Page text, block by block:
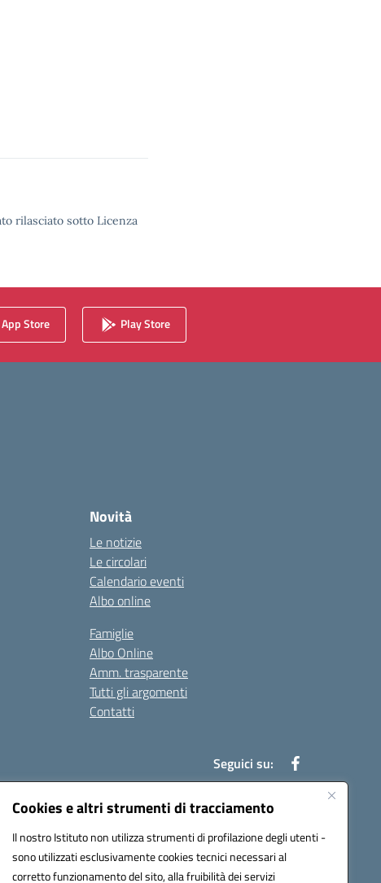
Cookies e altri strumenti di tracciamento
Il nostro Istituto non utilizza strumenti di profilazione degli utenti -
sono utilizzati esclusivamente cookies tecnici necessari al
corretto funzionamento del sito, alla fruibilità dei servizi
rilasciato sotto Licenza
App Store Play Store
Novità
Le notizie
Le circolari
Calendario eventi
Albo online
Famiglie
Albo Online
Amm. trasparente
Tutti gli argomenti
Contatti
Seguici su: